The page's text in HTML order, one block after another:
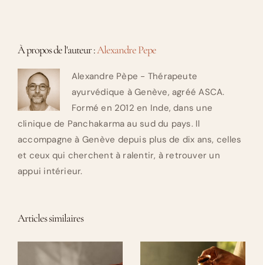
À propos de l'auteur :Alexandre Pepe
Alexandre Pèpe - Thérapeute
ayurvédique à Genève, agréé ASCA.
Formé en 2012 en Inde, dans une
clinique de Panchakarma au sud du pays. Il
accompagne à Genève depuis plus de dix ans, celles
et ceux qui cherchent à ralentir, à retrouver un
appui intérieur.
Articles similaires